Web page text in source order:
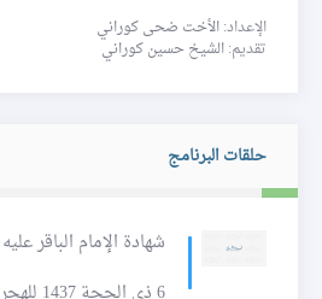
الإعداد:الأخت ضحى كوراني
تقديم:الشيخ حسين كوراني
حلقات البرنامج
شهادة الإمام الباقر